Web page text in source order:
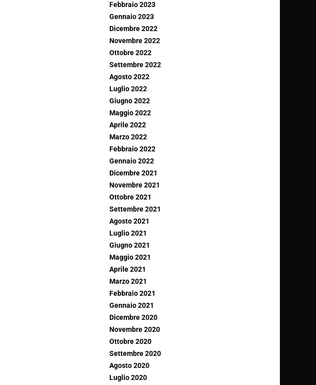
Febbraio 2023
Gennaio 2023
Dicembre 2022
Novembre 2022
Ottobre 2022
Settembre 2022
Agosto 2022
Luglio 2022
Giugno 2022
Maggio 2022
Aprile 2022
Marzo 2022
Febbraio 2022
Gennaio 2022
Dicembre 2021
Novembre 2021
Ottobre 2021
Settembre 2021
Agosto 2021
Luglio 2021
Giugno 2021
Maggio 2021
Aprile 2021
Marzo 2021
Febbraio 2021
Gennaio 2021
Dicembre 2020
Novembre 2020
Ottobre 2020
Settembre 2020
Agosto 2020
Luglio 2020